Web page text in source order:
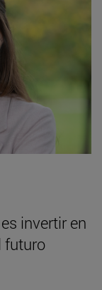
invertir en
futuro